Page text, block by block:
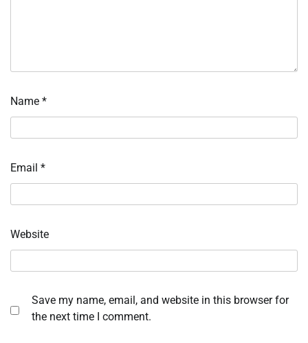
Name *
Email *
Website
Save my name, email, and website in this browser for
the next time I comment.